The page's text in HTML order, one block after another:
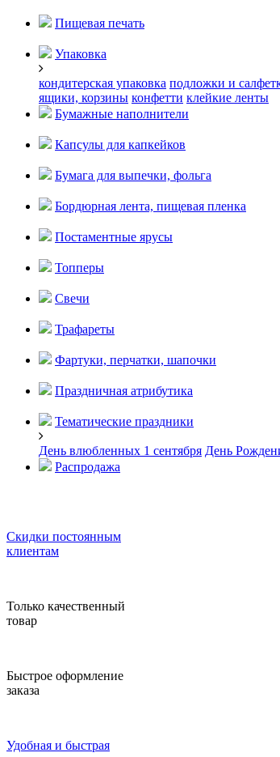
Пищевая печать
Упаковка
кондитерская упаковка подложки и
ящики, корзины конфетти клейкие ленты
Бумажные наполнители
Капсулы для капкейков
Бумага для выпечки, фольга
Бордюрная лента, пищевая пленка
Постаментные ярусы
Топперы
Свечи
Трафареты
Фартуки, перчатки, шапочки
Праздничная атрибутика
Тематические праздники
День влюбленных 1 сентября День
Распродажа
Скидки постоянным
клиентам
Только качественный
товар
Быстрое оформление
заказа
Удобная и быстрая